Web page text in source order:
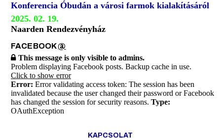
Konferencia Óbudán a városi farmok kialakításáról
2025. 02. 19.
Naarden Rendezvényház
FACEBOOK@
This message is only visible to admins.
Problem displaying Facebook posts. Backup cache in use.
Click to show error
Error: Error validating access token: The session has been
invalidated because the user changed their password or Facebook
has changed the session for security reasons. Type:
OAuthException
KAPCSOLAT